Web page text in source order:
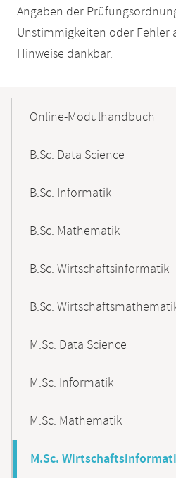
Angaben der
Unstimmigkeiten oder Fehler
Hinweise dankbar.
NavigationOnline-Modulhandbuch
B.Sc. Data Science
B.Sc. Informatik
B.Sc. Mathematik
B.Sc. Wirtschaftsinformatik
B.Sc.
M.Sc. Data Science
M.Sc. Informatik
M.Sc. Mathematik
M.Sc.